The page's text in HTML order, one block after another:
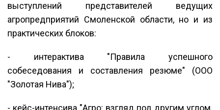
выступлений представителей ведущих
агропредприятий Смоленской области, но и из
практических блоков:
- интерактива "Правила успешного
собеседования и составления резюме" (ООО
"Золотая Нива");
- кейс-интенсива "Агро: взгляд под другим углом.